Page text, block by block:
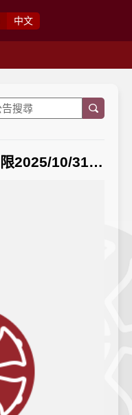
中文
【獎助金申請-短期】公告：華僑協會總會114學年度「大學僑生助學金」遞補申請通知-期限2025/10/31上午11:00前繳交紙本至國際事務處